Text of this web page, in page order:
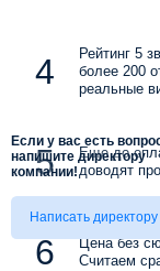
Рейтинг 5
более 200
реальные
Еще до
доводят
Цена без
Считаем
Если у вас есть
напишите директору
компании!
Написать директору